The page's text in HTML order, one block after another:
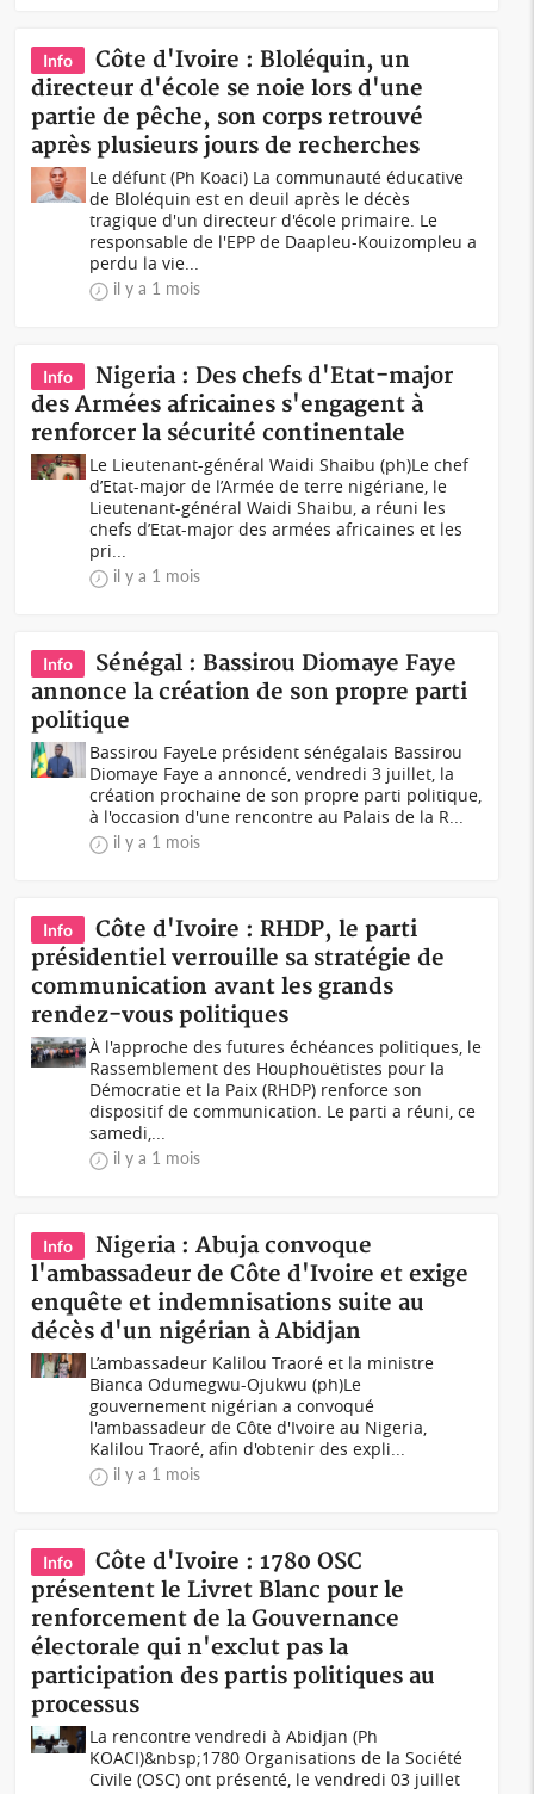
Info
Côte d'Ivoire : Bloléquin, un
directeur d'école se noie lors d'une
partie de pêche, son corps retrouvé
après plusieurs jours de recherches
Le défunt (Ph Koaci) La communauté éducative
de Bloléquin est en deuil après le décès
tragique d'un directeur d'école primaire. Le
responsable de l'EPP de Daapleu-Kouizompleu a
perdu la vie...
il y a 1 mois
Info
Nigeria : Des chefs d'Etat-major
des Armées africaines s'engagent à
renforcer la sécurité continentale
Le Lieutenant-général Waidi Shaibu (ph)Le chef
d’Etat-major de l’Armée de terre nigériane, le
Lieutenant-général Waidi Shaibu, a réuni les
chefs d’Etat-major des armées africaines et les
pri...
il y a 1 mois
Info
Sénégal : Bassirou Diomaye Faye
annonce la création de son propre parti
politique
Bassirou FayeLe président sénégalais Bassirou
Diomaye Faye a annoncé, vendredi 3 juillet, la
création prochaine de son propre parti politique,
à l'occasion d'une rencontre au Palais de la R...
il y a 1 mois
Info
Côte d'Ivoire : RHDP, le parti
présidentiel verrouille sa stratégie de
communication avant les grands
rendez-vous politiques
À l'approche des futures échéances politiques, le
Rassemblement des Houphouëtistes pour la
Démocratie et la Paix (RHDP) renforce son
dispositif de communication. Le parti a réuni, ce
samedi,...
il y a 1 mois
Info
Nigeria : Abuja convoque
l'ambassadeur de Côte d'Ivoire et exige
enquête et indemnisations suite au
décès d'un nigérian à Abidjan
L’ambassadeur Kalilou Traoré et la ministre
Bianca Odumegwu-Ojukwu (ph)Le
gouvernement nigérian a convoqué
l'ambassadeur de Côte d'Ivoire au Nigeria,
Kalilou Traoré, afin d'obtenir des expli...
il y a 1 mois
Info
Côte d'Ivoire : 1780 OSC
présentent le Livret Blanc pour le
renforcement de la Gouvernance
électorale qui n'exclut pas la
participation des partis politiques au
processus
La rencontre vendredi à Abidjan (Ph
KOACI)&nbsp;1780 Organisations de la Société
Civile (OSC) ont présenté, le vendredi 03 juillet